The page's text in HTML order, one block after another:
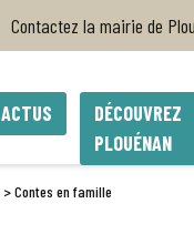
Contactez la mairie de
ACTUS
DÉCOUVREZ
PLOUÉNAN
>Contes en famille